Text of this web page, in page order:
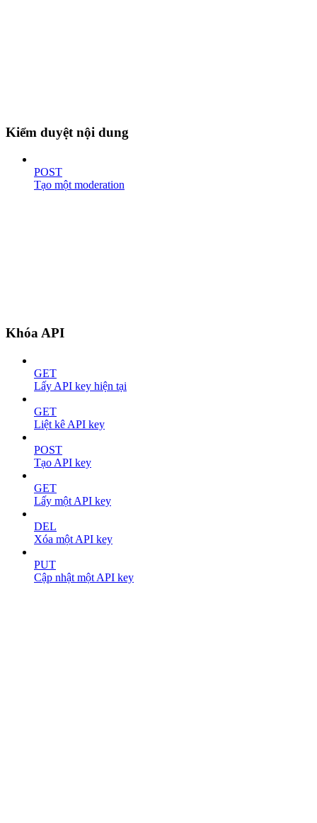
Kiểm duyệt nội dung
POST
Tạo một moderation
Khóa API
GET
Lấy API key hiện tại
GET
Liệt kê API key
POST
Tạo API key
GET
Lấy một API key
DEL
Xóa một API key
PUT
Cập nhật một API key